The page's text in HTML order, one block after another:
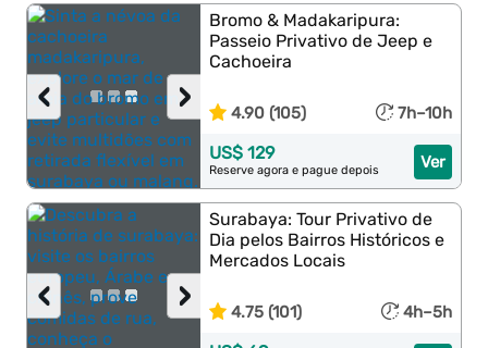
›
‹
Bromo & Madakaripura:
Passeio Privativo de Jeep e
Cachoeira
4.90 (105) 7h–10h
Ver
US$ 129
Reserve agora e pague depois
›
‹
Surabaya: Tour Privativo de
Dia pelos Bairros Históricos e
Mercados Locais
4.75 (101) 4h–5h